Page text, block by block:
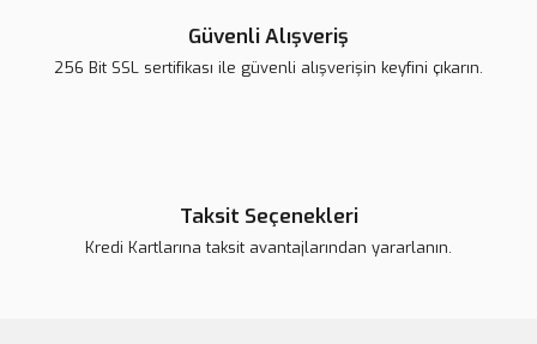
Güvenli Alışveriş
256 Bit SSL sertifikası ile güvenli alışverişin keyfini çıkarın.
Taksit Seçenekleri
Kredi Kartlarına taksit avantajlarından yararlanın.